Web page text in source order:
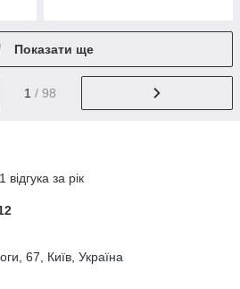
Показати ще
1 / 98
за рік
67, Київ, Україна